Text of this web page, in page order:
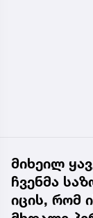
მიხეილ
ჩვენმა
იცის, რომ